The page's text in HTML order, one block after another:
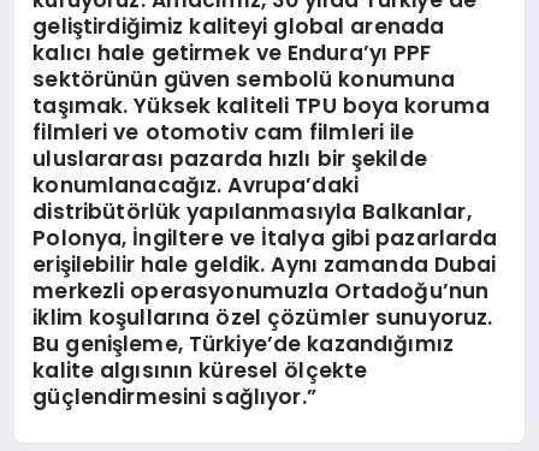
geliştirdiğimiz kaliteyi global arenada
kalıcı hale getirmek ve Endura’yı PPF
sektörünün güven sembolü konumuna
taşımak. Yüksek kaliteli TPU boya koruma
filmleri ve otomotiv cam filmleri ile
uluslararası pazarda hızlı bir şekilde
konumlanacağız. Avrupa’daki
distribütörlük yapılanmasıyla Balkanlar,
Polonya, İngiltere ve İtalya gibi pazarlarda
erişilebilir hale geldik. Aynı zamanda Dubai
merkezli operasyonumuzla Ortadoğu’nun
iklim koşullarına özel çözümler sunuyoruz.
Bu genişleme, Türkiye’de kazandığımız
kalite algısının küresel ölçekte
güçlendirmesini sağlıyor.”